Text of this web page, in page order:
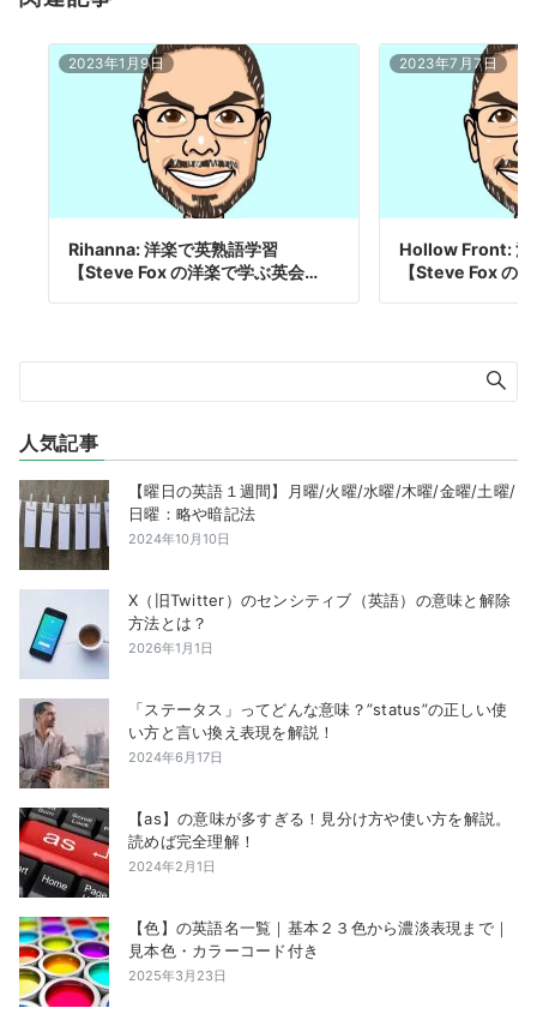
2023年1月9日
Rihanna: 洋楽で英熟語学習
【Steve Fox の洋楽で学ぶ英会…
2023年7月7日
Hollow Front: 洋
【Steve Fox の
人気記事
【曜日の英語１週間】月曜/火曜/水曜/木曜/金曜/土曜/
日曜：略や暗記法
2024年10月10日
X（旧Twitter）のセンシティブ（英語）の意味と解除
方法とは？
2026年1月1日
「ステータス」ってどんな意味？”status”の正しい使
い方と言い換え表現を解説！
2024年6月17日
【as】の意味が多すぎる！見分け方や使い方を解説。
読めば完全理解！
2024年2月1日
【色】の英語名一覧｜基本２３色から濃淡表現まで｜
見本色・カラーコード付き
2025年3月23日